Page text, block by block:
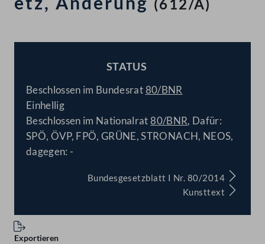
(612/A)
STATUS
Beschlossen im Bundesrat80/BNR
Einhellig
Beschlossen im Nationalrat80/BNR, Dafür:
SPÖ, ÖVP, FPÖ, GRÜNE, STRONACH, NEOS,
dagegen: -
Bundesgesetzblatt I Nr. 80/2014
Kunsttext
Exportieren